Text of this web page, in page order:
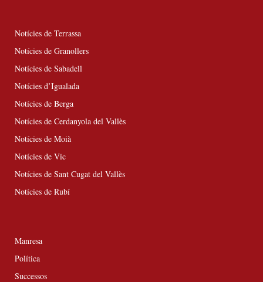
Notícies de Terrassa
Notícies de Granollers
Notícies de Sabadell
Notícies d’Igualada
Notícies de Berga
Notícies de Cerdanyola del Vallès
Notícies de Moià
Notícies de Vic
Notícies de Sant Cugat del Vallès
Notícies de Rubí
Manresa
Política
Successos